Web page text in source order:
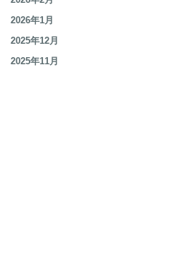
2026年4月
2026年3月
2026年2月
2026年1月